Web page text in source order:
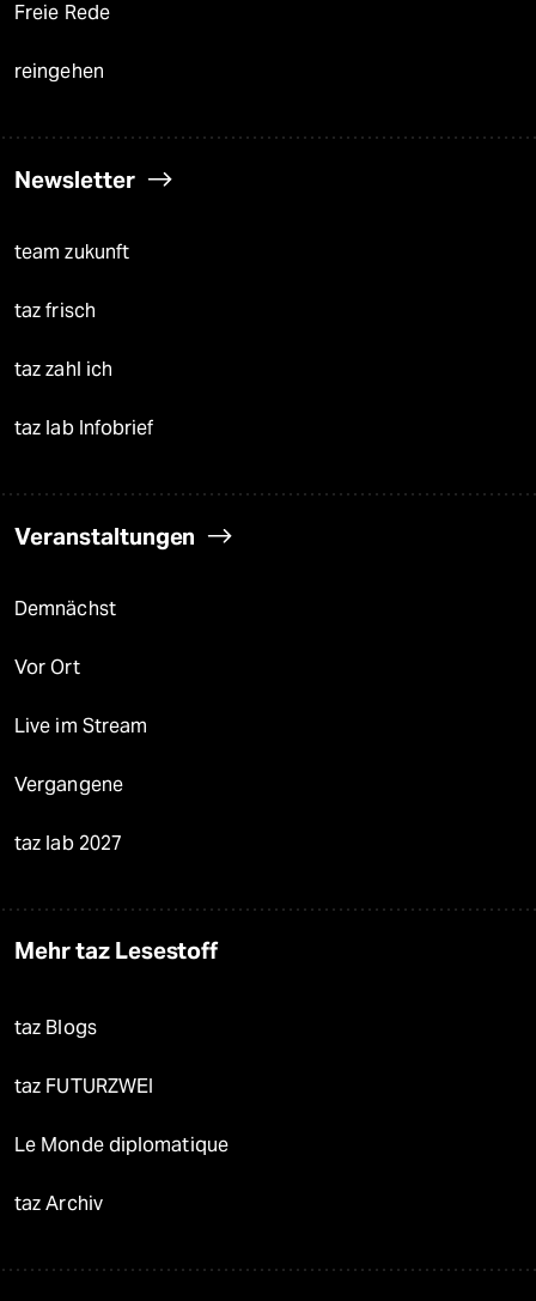
Freie Rede
reingehen
Newsletter
team zukunft
taz frisch
taz zahl ich
taz lab Infobrief
Veranstaltungen
Demnächst
Vor Ort
Live im Stream
Vergangene
taz lab 2027
Mehr taz Lesestoff
taz Blogs
taz FUTURZWEI
Le Monde diplomatique
taz Archiv